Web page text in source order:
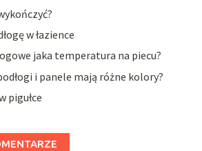
w łazience
jaka temperatura na piecu?
i panele mają różne kolory?
pigułce